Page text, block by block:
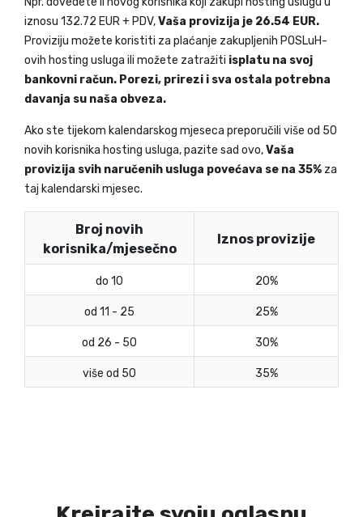
iznosu 132.72 EUR + PDV,Vaša provizija je 26.54 EUR.
Proviziju možete koristiti za plaćanje zakupljenih POSLuH-
ovih hosting usluga ili možete zatražiti isplatu na svoj
bankovni račun. Porezi, prirezi i sva ostala potrebna
davanja su naša obveza.
Ako ste tijekom kalendarskog mjeseca preporučili više od 50
novih korisnika hosting usluga, pazite sad ovo,Vaša
provizija svih naručenih usluga povećava se na 35% za
taj kalendarski mjesec.
Broj novih
korisnika/mjesečno
Iznos provizije
do 10 20%
od 11 - 25 25%
od 26 - 50 30%
više od 50 35%